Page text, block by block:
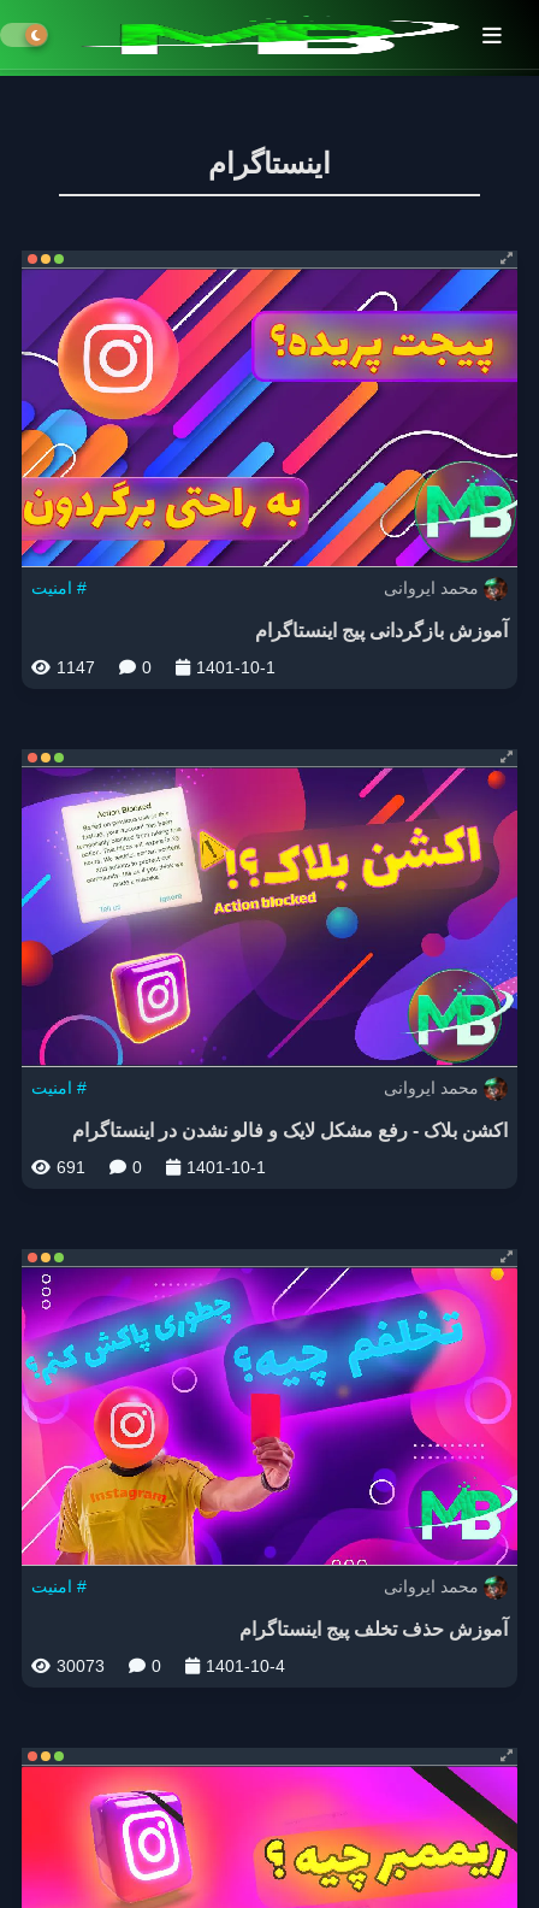
اینستاگرام
محمد ایروانی امنیت #
آموزش بازگردانی پیج اینستاگرام
1147 0 1401-10-1
محمد ایروانی امنیت #
اکشن بلاک - رفع مشکل لایک و فالو نشدن در اینستاگرام
691 0 1401-10-1
محمد ایروانی امنیت #
آموزش حذف تخلف پیج اینستاگرام
30073 0 1401-10-4